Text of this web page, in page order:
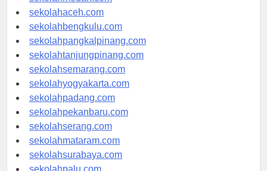
sekolahmedan.com
sekolahaceh.com
sekolahbengkulu.com
sekolahpangkalpinang.com
sekolahtanjungpinang.com
sekolahsemarang.com
sekolahyogyakarta.com
sekolahpadang.com
sekolahpekanbaru.com
sekolahserang.com
sekolahmataram.com
sekolahsurabaya.com